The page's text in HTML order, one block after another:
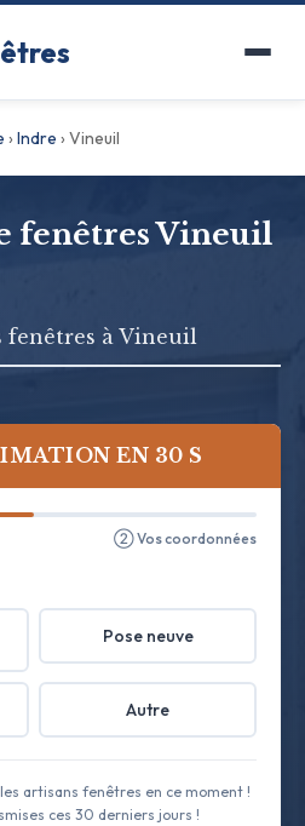
›Indre ›Vineuil
fenêtres Vineuil
fenêtres à Vineuil
EN 30 S
② Vos coordonnées
Pose neuve
Autre
artisans fenêtres en ce moment !
ces 30 derniers jours !